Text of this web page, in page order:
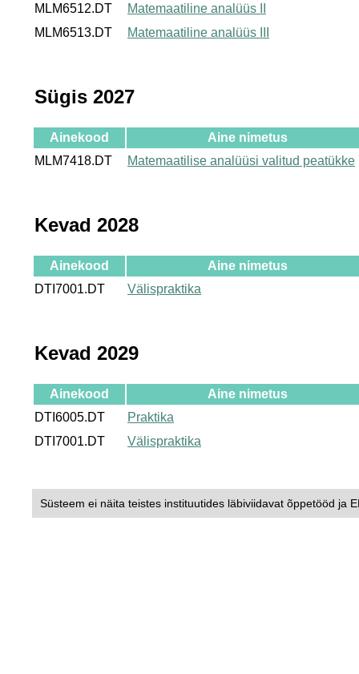
MLM6512.DT
Matemaatiline analüüs II
MLM6513.DT
Matemaatiline analüüs III
Sügis 2027
Ainekood
Aine nimetus
MLM7418.DT
Matemaatilise analüüsi valitud peatükke
Kevad 2028
Ainekood
Aine nimetus
DTI7001.DT
Välispraktika
Kevad 2029
Ainekood
Aine nimetus
DTI6005.DT
Praktika
DTI7001.DT
Välispraktika
Süsteem ei näita teistes instituutides läbiviidavat õppetööd ja